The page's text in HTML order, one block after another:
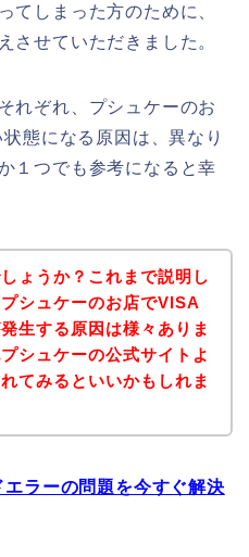
てしまった方のために、
させていただきました。
れぞれ、プシュケーのお
態になる原因は、異なり
１つでも参考になると幸
ょうか？これまで説明し
シュケーのお店でVISA
生する原因は様々ありま
シュケーの公式サイトよ
てみるといいかもしれま
ラーの問題を今すぐ解決